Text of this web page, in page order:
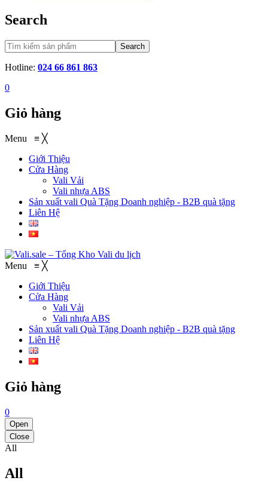
Search
Search
Hotline: 024 66 861 863
0
Giỏ hàng
Menu ≡ ╳
Giới Thiệu
Cửa Hàng
Vali Vải
Vali nhựa ABS
Sản xuất vali Quà Tặng Doanh nghiệp - B2B quà tặng
Liên Hệ
Menu ≡ ╳
Giới Thiệu
Cửa Hàng
Vali Vải
Vali nhựa ABS
Sản xuất vali Quà Tặng Doanh nghiệp - B2B quà tặng
Liên Hệ
Giỏ hàng
0
Open
Close
All
All